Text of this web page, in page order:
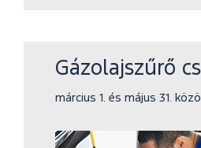
Gázolajszűrő
március 1. és május 31.